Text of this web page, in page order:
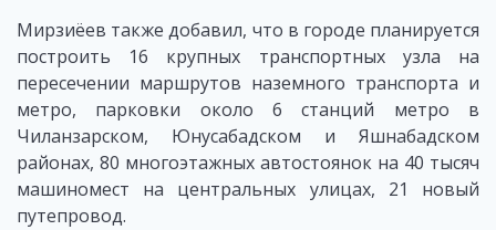
Мирзиёев также добавил, что в городе планируется
построить 16 крупных транспортных узла на
пересечении маршрутов наземного транспорта и
метро, парковки около 6 станций метро в
Чиланзарском, Юнусабадском и Яшнабадском
районах, 80 многоэтажных автостоянок на 40 тысяч
машиномест на центральных улицах, 21 новый
путепровод.